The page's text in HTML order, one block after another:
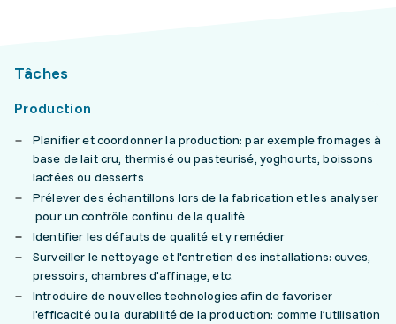
Tâches
Production
Planifier et coordonner la production: par exemple fromages à
base de lait cru, thermisé ou pasteurisé, yoghourts, boissons
lactées ou desserts
Prélever des échantillons lors de la fabrication et les analyser
pour un contrôle continu de la qualité
Identifier les défauts de qualité et y remédier
Surveiller le nettoyage et l'entretien des installations: cuves,
pressoirs, chambres d'affinage, etc.
Introduire de nouvelles technologies afin de favoriser
l'efficacité ou la durabilité de la production: comme l’utilisation